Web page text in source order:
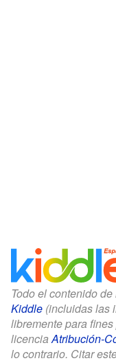
Todo el contenido
Kiddle (incluidas las
libremente para
licenciaAtribución-
lo contrario. Citar